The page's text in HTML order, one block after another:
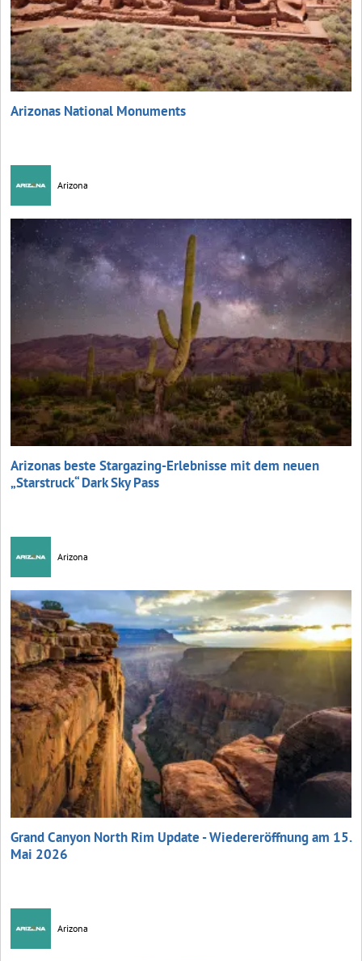
Arizonas National Monuments
Arizona
Arizonas beste Stargazing-Erlebnisse mit dem neuen
„Starstruck“ Dark Sky Pass
Arizona
Grand Canyon North Rim Update - Wiedereröffnung am 15.
Mai 2026
Arizona